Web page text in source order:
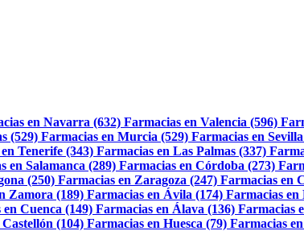
en Navarra (632) Farmacias en Valencia (596)
(529) Farmacias en Murcia (529) Farmacias en
Tenerife (343) Farmacias en Las Palmas (337)
en Salamanca (289) Farmacias en Córdoba (273)
(250) Farmacias en Zaragoza (247) Farmacias en
Zamora (189) Farmacias en Ávila (174) Farmacias en
Cuenca (149) Farmacias en Álava (136) Farmacias
(104) Farmacias en Huesca (79) Farmacias